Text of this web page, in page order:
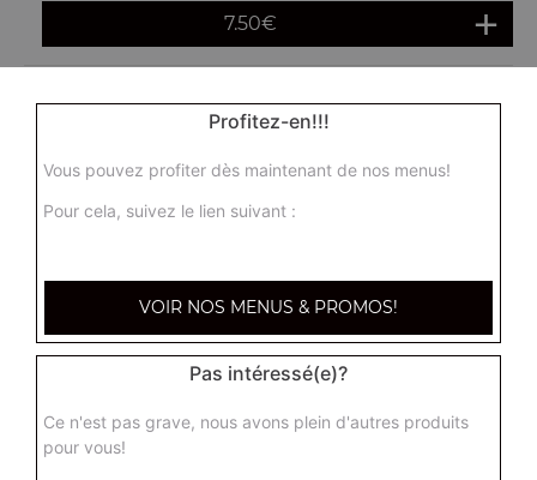
7.50€
Menu kid's nuggets
5 nuggets + frites 1 compote 1 kinder surprise
7.50€
Profitez-en!!!
Vous pouvez profiter dès maintenant de nos menus!
Pour cela, suivez le lien suivant :
VOIR NOS MENUS & PROMOS!
Pas intéressé(e)?
Ce n'est pas grave, nous avons plein d'autres produits
pour vous!